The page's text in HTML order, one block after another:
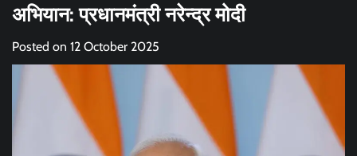
अभियान: प्रधानमंत्री नरेन्द्र मोदी
Posted on 12 October 2025